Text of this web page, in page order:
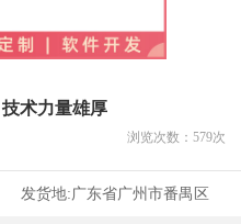
术力量雄厚
浏览次数： 579次
发货地:广东省广州市番禺区